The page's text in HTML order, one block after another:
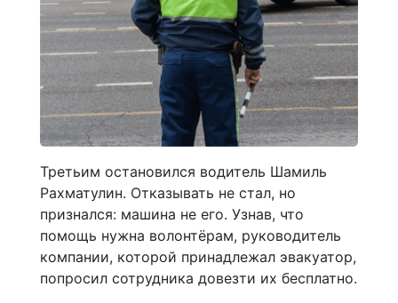
Третьим остановился водитель Шамиль
Рахматулин. Отказывать не стал, но
признался: машина не его. Узнав, что
помощь нужна волонтёрам, руководитель
компании, которой принадлежал эвакуатор,
попросил сотрудника довезти их бесплатно.